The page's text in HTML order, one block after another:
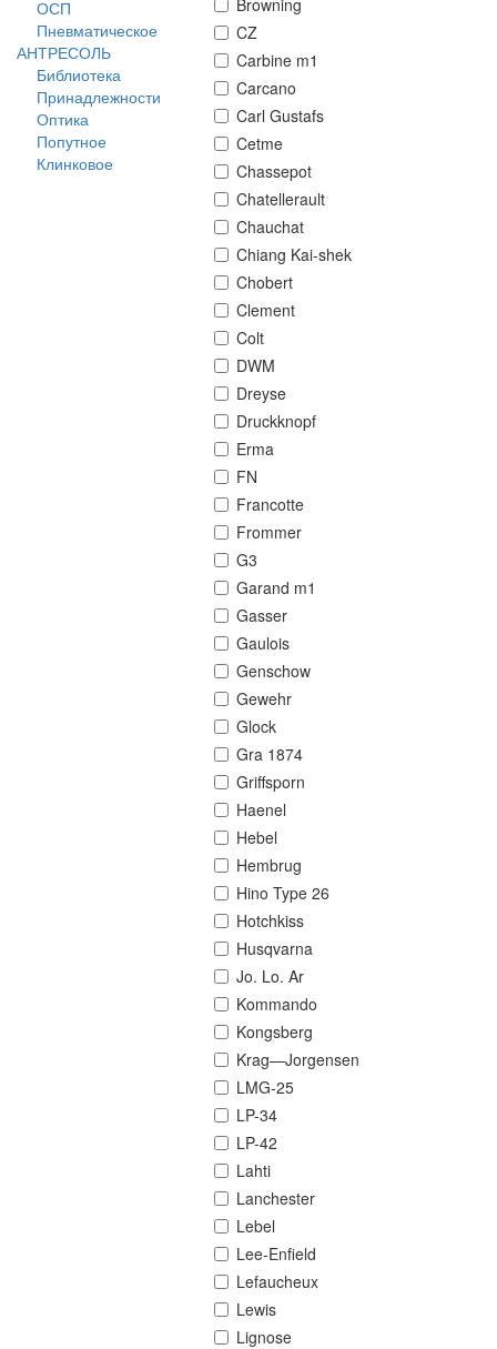
ОСП
Пневматическое
АНТРЕСОЛЬ
Библиотека
Принадлежности
Оптика
Попутное
Клинковое
CZ
Carbine m1
Carcano
Carl Gustafs
Cetme
Chassepot
Chatellerault
Chauchat
Chiang Kai-shek
Chobert
Clement
Colt
DWM
Dreyse
Druckknopf
Erma
FN
Francotte
Frommer
G3
Garand m1
Gasser
Gaulois
Genschow
Gewehr
Glock
Gra 1874
Griffsporn
Haenel
Hebel
Hembrug
Hino Type 26
Hotchkiss
Husqvarna
Jo. Lo. Ar
Kommando
Kongsberg
Krag—Jorgensen
LMG-25
LP-34
LP-42
Lahti
Lanchester
Lebel
Lee-Enfield
Lefaucheux
Lewis
Lignose